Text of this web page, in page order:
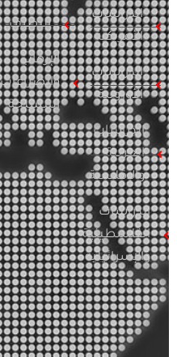
الدراسات
الأمريكية
الدراسات
الأوروبية
الدراسات
العربية
والإقليمية
الدراسات
الفلسطينية
والإسرائيلية
التطرف
الإرهاب
والصراعات
المسلحة